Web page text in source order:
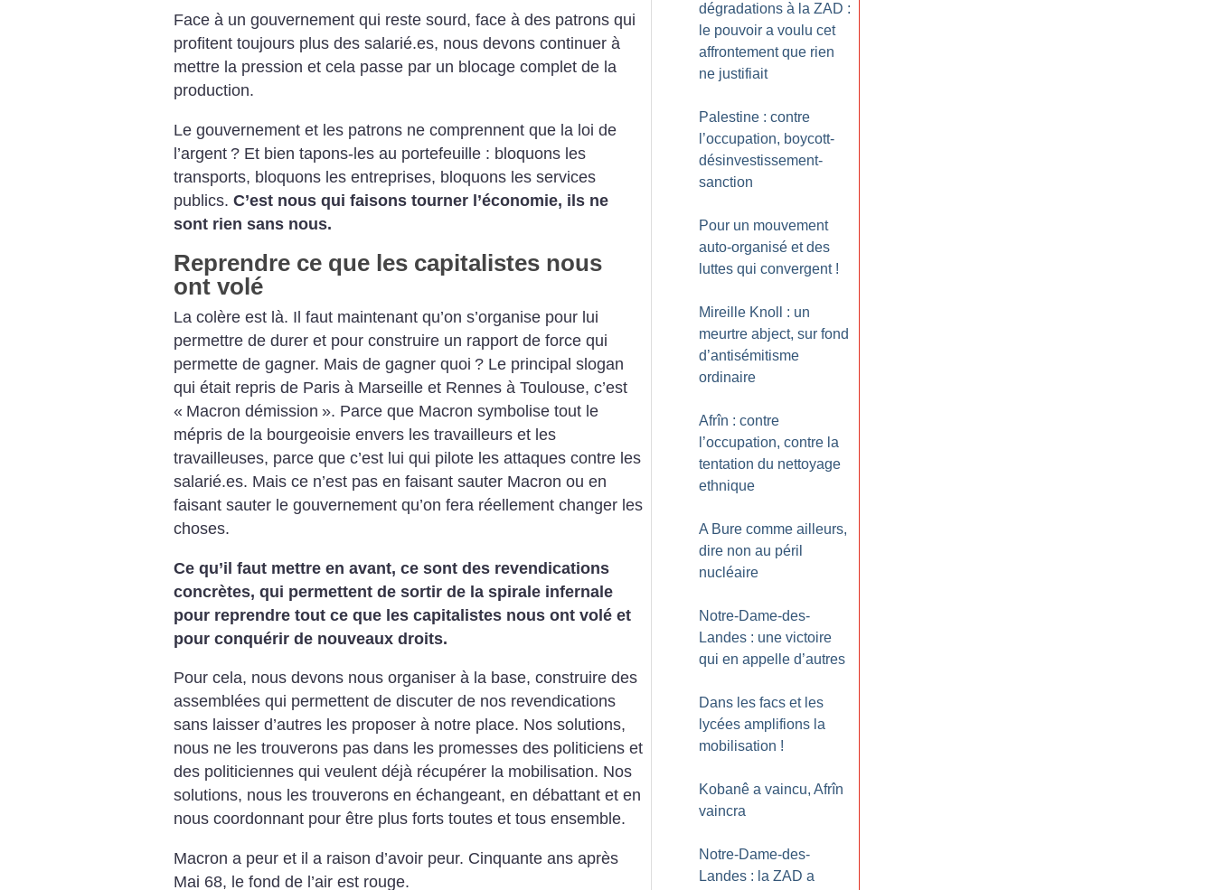
Face à un gouvernement qui reste sourd, face à des patrons qui
profitent toujours plus des salarié.es, nous devons continuer à
mettre la pression et cela passe par un blocage complet de la
production.
Le gouvernement et les patrons ne comprennent que la loi de
l’argent ? Et bien tapons-les au portefeuille : bloquons les
transports, bloquons les entreprises, bloquons les services
publics. C’est nous qui faisons tourner l’économie, ils ne
sont rien sans nous.
Reprendre ce que les capitalistes nous
ont volé
La colère est là. Il faut maintenant qu’on s’organise pour lui
permettre de durer et pour construire un rapport de force qui
permette de gagner. Mais de gagner quoi ? Le principal slogan
qui était repris de Paris à Marseille et Rennes à Toulouse, c’est
« Macron démission ». Parce que Macron symbolise tout le
mépris de la bourgeoisie envers les travailleurs et les
travailleuses, parce que c’est lui qui pilote les attaques contre les
salarié.es. Mais ce n’est pas en faisant sauter Macron ou en
faisant sauter le gouvernement qu’on fera réellement changer les
choses.
Ce qu’il faut mettre en avant, ce sont des revendications
concrètes, qui permettent de sortir de la spirale infernale
pour reprendre tout ce que les capitalistes nous ont volé et
pour conquérir de nouveaux droits.
Pour cela, nous devons nous organiser à la base, construire des
assemblées qui permettent de discuter de nos revendications
sans laisser d’autres les proposer à notre place. Nos solutions,
nous ne les trouverons pas dans les promesses des politiciens et
des politiciennes qui veulent déjà récupérer la mobilisation. Nos
solutions, nous les trouverons en échangeant, en débattant et en
nous coordonnant pour être plus forts toutes et tous ensemble.
Macron a peur et il a raison d’avoir peur. Cinquante ans après
Mai 68, le fond de l’air est rouge.
dégradations à la ZAD :
le pouvoir a voulu cet
affrontement que rien
ne justifiait
Palestine : contre
l’occupation, boycott-
désinvestissement-
sanction
Pour un mouvement
auto-organisé et des
luttes qui convergent !
Mireille Knoll : un
meurtre abject, sur fond
d’antisémitisme
ordinaire
Afrîn : contre
l’occupation, contre la
tentation du nettoyage
ethnique
A Bure comme ailleurs,
dire non au péril
nucléaire
Notre-Dame-des-
Landes : une victoire
qui en appelle d’autres
Dans les facs et les
lycées amplifions la
mobilisation !
Kobanê a vaincu, Afrîn
vaincra
Notre-Dame-des-
Landes : la ZAD a